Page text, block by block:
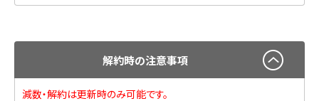
解約時の注意事項
減数・解約は更新時のみ可能です。